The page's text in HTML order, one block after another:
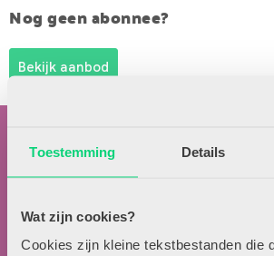
Toestemming Details
Wat zijn cookies?
Cookies zijn kleine tekstbestanden die
Nog geen abonnee?
Bekijk aanbod